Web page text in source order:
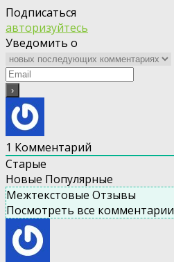
Подписаться
авторизуйтесь
Уведомить о
1 Комментарий
Старые
Новые Популярные
Межтекстовые Отзывы
Посмотреть все комментарии